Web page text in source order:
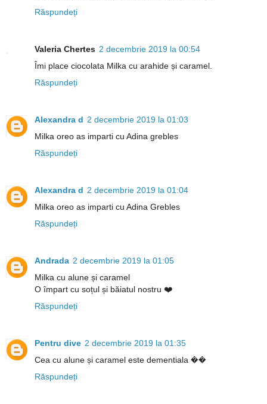
Răspundeți
Valeria Chertes 2 decembrie 2019 la 00:54
Îmi place ciocolata Milka cu arahide și caramel.
Răspundeți
Alexandra d 2 decembrie 2019 la 01:03
Milka oreo as imparti cu Adina grebles
Răspundeți
Alexandra d 2 decembrie 2019 la 01:04
Milka oreo as imparti cu Adina Grebles
Răspundeți
Andrada 2 decembrie 2019 la 01:05
Milka cu alune și caramel
O împart cu soțul și băiatul nostru ❤️
Răspundeți
Pentru dive 2 decembrie 2019 la 01:35
Cea cu alune și caramel este dementiala ��
Răspundeți